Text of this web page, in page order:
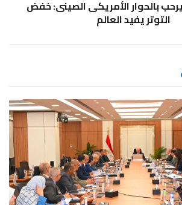
بالحوار الأمريكى الصينى: خفض
التوتر يفيد العالم